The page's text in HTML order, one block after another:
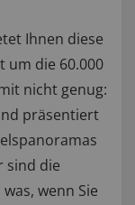
Ihnen diese
um die 60.000
nicht genug:
präsentiert
sind die
wenn Sie